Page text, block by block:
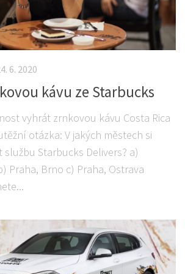
6. 2020
kávu ze Starbucks
vyhrát zrnkovou kávu Costa Rica
otázka: V jakých městech si
Starbucks Delivers? a)
Praha, Brno c) Praha, Ostrava